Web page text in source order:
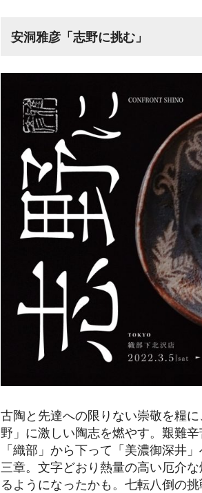
安洞雅彦「志野に挑む」
古陶と先達への限りない崇敬を糧
野」に激しい陶志を燃やす。艱難
「織部」から下って「美濃御深井
三章。文字どおり熱量の高い厄介
るようになったかも。七転八倒の